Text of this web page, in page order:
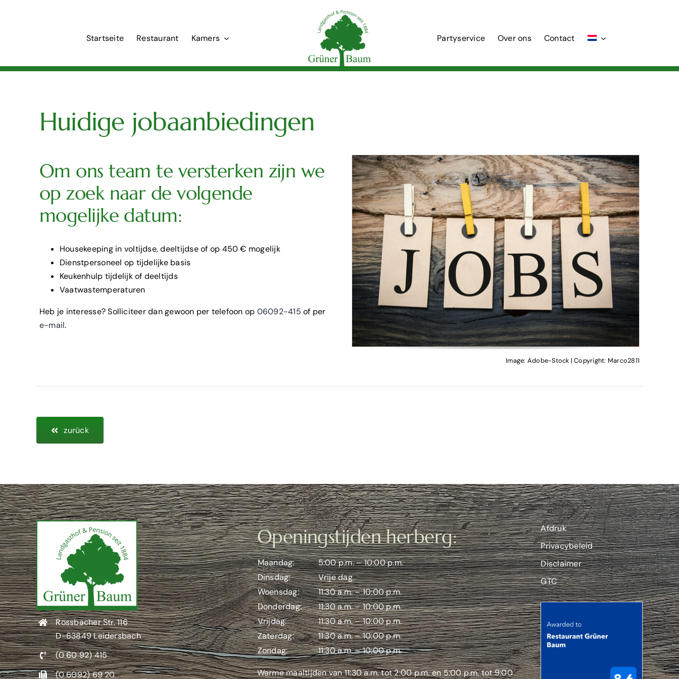
Startseite Restaurant Kamers Partyservice Over ons Contact
Huidige jobaanbiedingen
Om ons team te versterken zijn we
op zoek naar de volgende
mogelijke datum:
Housekeeping in voltijdse, deeltijdse of op 450 € mogelijk
Dienstpersoneel op tijdelijke basis
Keukenhulp tijdelijk of deeltijds
Vaatwastemperaturen
Heb je interesse? Solliciteer dan gewoon per telefoon op 06092-415 of per
e-mail.
Image: Adobe-Stock | Copyright: Marco2811
zurück
Rossbacher Str. 116
D-63849 Leidersbach
(0 60 92) 415
(0 6092) 69 20
Openingstijden herberg:
Maandag:
5:00 p.m. – 10:00 p.m.
Dinsdag:
Vrije dag
Woensdag:
11:30 a.m. – 10:00 p.m.
Donderdag:
11:30 a.m. – 10:00 p.m.
Vrijdag:
11:30 a.m. – 10:00 p.m.
Zaterdag:
11:30 a.m. – 10:00 p.m.
Zondag:
11:30 a.m. – 10:00 p.m.
Warme maaltijden van 11:30 a.m. tot 2:00 p.m. en 5:00 p.m. tot 9:00
Afdruk
Privacybeleid
Disclaimer
GTC